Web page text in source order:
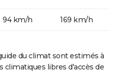
94 km/h 169 km/h
du climat sont estimés à
climatiques libres d'accès de